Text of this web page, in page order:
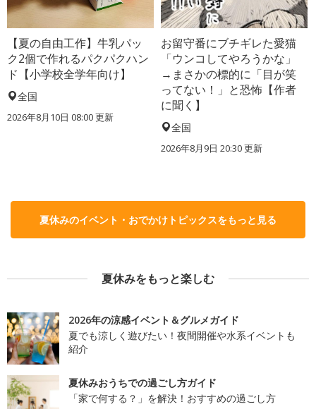
【夏の自由工作】牛乳パッ
ク2個で作れるパクパクハン
ド【小学校全学年向け】
全国
2026年8月10日 08:00更新
お留守番にブチギレた愛猫
「ウンコしてやろうかな」
→まさかの標的に「目が笑
ってない！」と恐怖【作者
に聞く】
全国
2026年8月9日 20:30更新
夏休みのイベント・おでかけトピックスをもっと見る
夏休みをもっと楽しむ
2026年の涼感イベント＆グルメガイド
夏でも涼しく遊びたい！夜間開催や水系イベントも
紹介
夏休みおうちでの過ごし方ガイド
「家で何する？」を解決！おすすめの過ごし方